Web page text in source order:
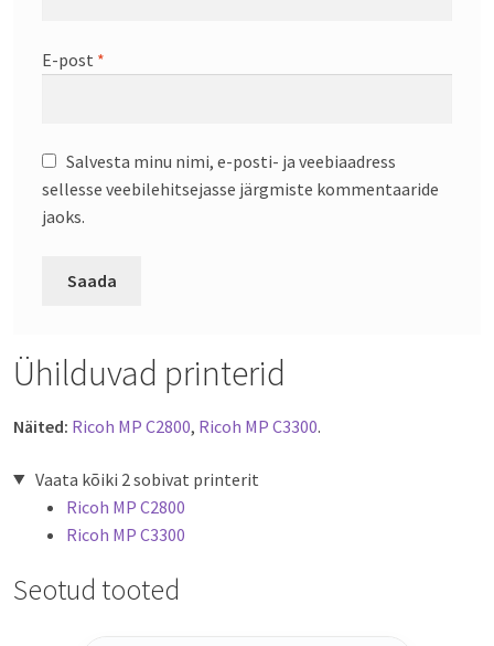
E-post *
Salvesta minu nimi, e-posti- ja veebiaadress
sellesse veebilehitsejasse järgmiste kommentaaride
jaoks.
Ühilduvad printerid
Näited: Ricoh MP C2800, Ricoh MP C3300.
Vaata kõiki 2 sobivat printerit
Ricoh MP C2800
Ricoh MP C3300
Seotud tooted